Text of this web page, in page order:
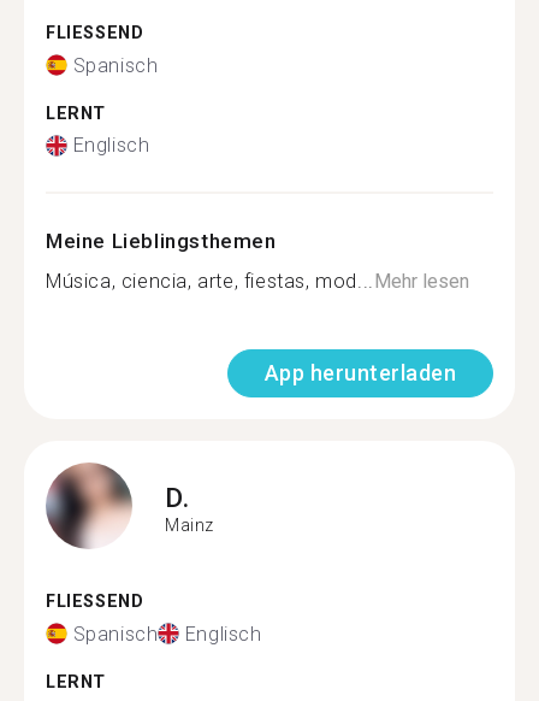
FLIESSEND
Spanisch
LERNT
Englisch
Meine Lieblingsthemen
Música, ciencia, arte, fiestas, mod...Mehr lesen
App herunterladen
D.
Mainz
FLIESSEND
Spanisch Englisch
LERNT